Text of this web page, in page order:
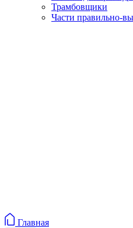
Трамбовщики
Части правильно-
Главная